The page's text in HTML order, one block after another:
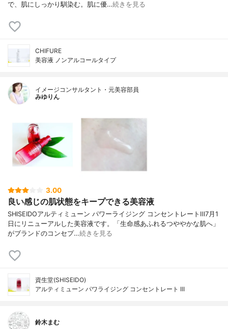
で、肌にしっかり馴染む。肌に優…続きを見る
CHIFURE
美容液 ノンアルコールタイプ
イメージコンサルタント・元美容部員
みゆりん
3.00
良い感じの肌状態をキープできる美容液
SHISEIDOアルティミューン パワーライジング コンセントレートⅢ7月1
日にリニューアルした美容液です。「生命感あふれるつややかな肌へ」
がブランドのコンセプ…続きを見る
資生堂(SHISEIDO)
アルティミューン パワライジング コンセントレート III
鈴木まむ